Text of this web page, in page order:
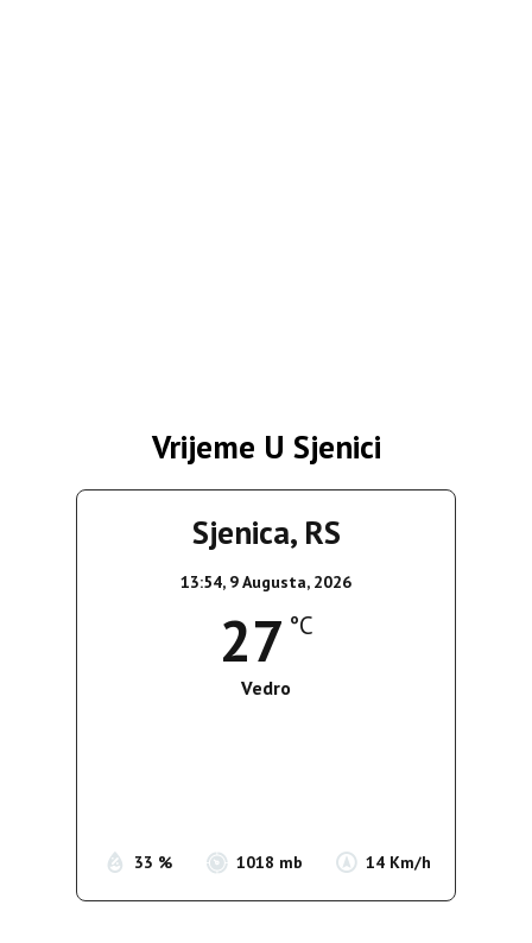
Vrijeme U Sjenici
Sjenica, RS
13:54, 9 Augusta, 2026
27 °C
Vedro
33 % 1018 mb 14 Km/h